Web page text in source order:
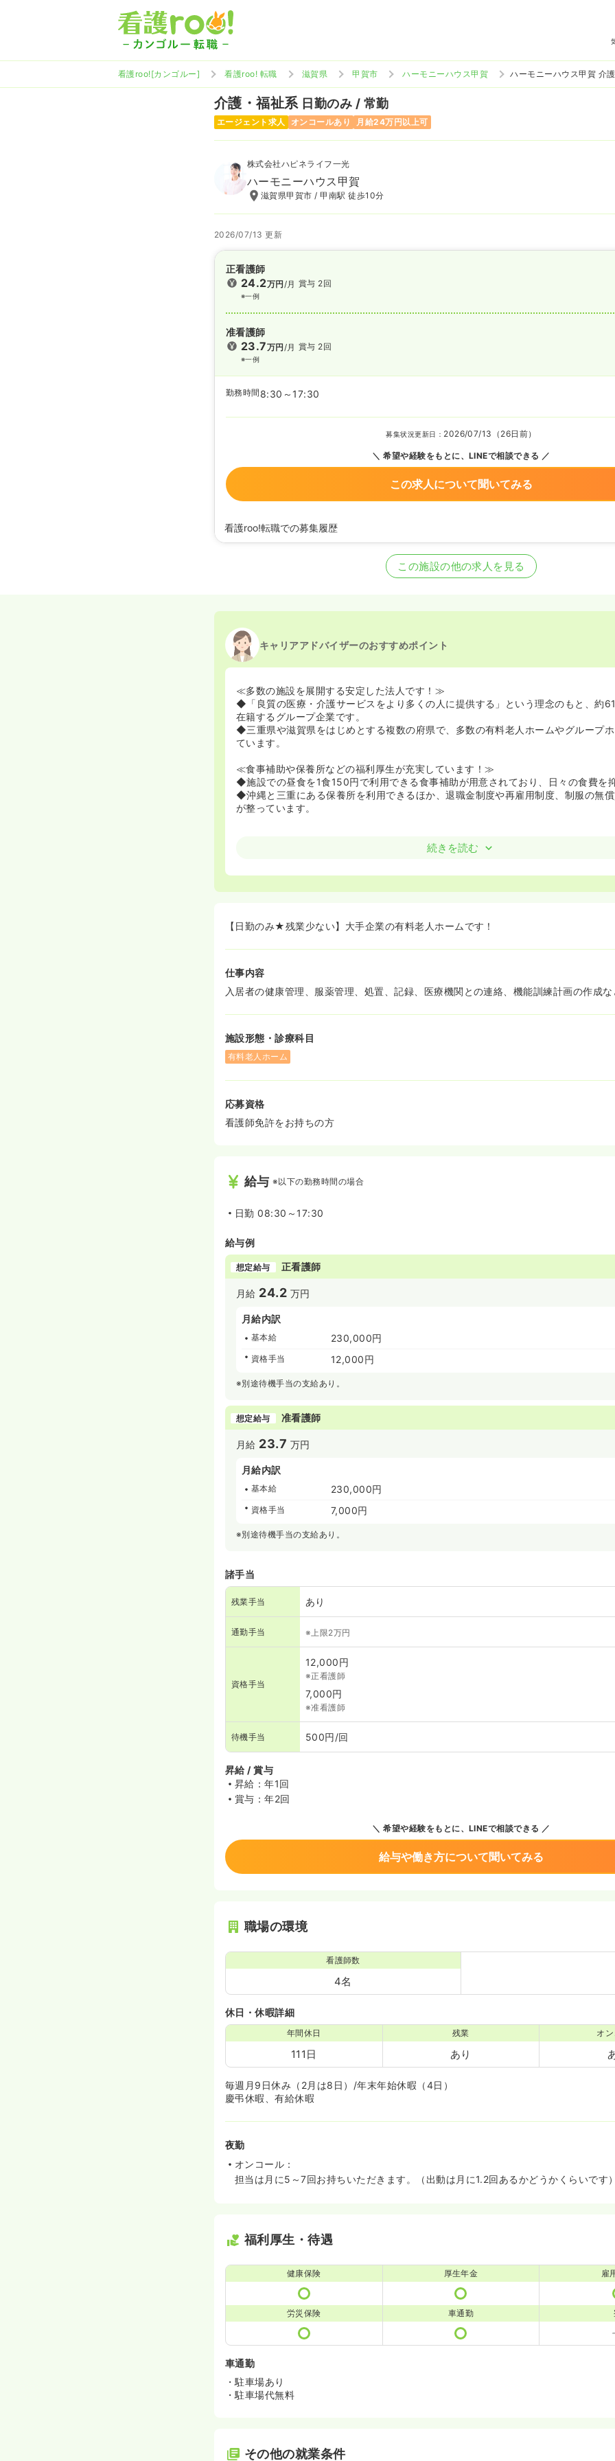
看護roo![カンゴルー] 看護roo! 転職 滋賀県 甲賀市 ハーモニーハウス甲賀 ハーモニーハウス甲賀 介
介護・福祉系 日勤のみ / 常勤
エージェント求人 オンコールあり 月給24万円以上可
株式会社ハピネライフ一光
ハーモニーハウス甲賀
滋賀県甲賀市 / 甲南駅 徒歩10分
2026/07/13 更新
正看護師
24.2万円/月
※一例
賞与 2回
准看護師
23.7万円/月
※一例
賞与 2回
勤務時間 8:30～17:30
募集状況更新日： 2026/07/13（26日前）
希望や経験をもとに、LINEで相談できる
この求人について聞いてみる
看護roo!転職での募集履歴
この施設の他の求人を見る
キャリアアドバイザーのおすすめポイント
≪多数の施設を展開する安定した法人です！≫
◆「良質の医療・介護サービスをより多くの人に提供する」という理念のもと、約
在籍するグループ企業です。
◆三重県や滋賀県をはじめとする複数の府県で、多数の有料老人ホームやグループ
ています。
≪食事補助や保養所などの福利厚生が充実しています！≫
◆施設での昼食を1食150円で利用できる食事補助が用意されており、日々の食費を
◆沖縄と三重にある保養所を利用できるほか、退職金制度や再雇用制度、制服の無
が整っています。
続きを読む
【日勤のみ★残業少ない】大手企業の有料老人ホームです！
仕事内容
入居者の健康管理、服薬管理、処置、記録、医療機関との連絡、機能訓練計画の作成な
施設形態・診療科目
有料老人ホーム
応募資格
看護師免許をお持ちの方
給与 ※以下の勤務時間の場合
日勤 08:30～17:30
給与例
想定給与 正看護師
月給 24.2 万円
月給内訳
基本給 230,000円
資格手当 12,000円
※別途待機手当の支給あり。
想定給与 准看護師
月給 23.7 万円
月給内訳
基本給 230,000円
資格手当 7,000円
※別途待機手当の支給あり。
諸手当
残業手当 あり
通勤手当 ※上限2万円
資格手当
12,000円
※正看護師
7,000円
※准看護師
待機手当 500円/回
昇給 / 賞与
昇給：年1回
賞与：年2回
希望や経験をもとに、LINEで相談できる
給与や働き方について聞いてみる
職場の環境
看護師数
4名
休日・休暇詳細
年間休日
111日
残業
あり
オ
毎週月9日休み（2月は8日）/年末年始休暇（4日）
慶弔休暇、有給休暇
夜勤
オンコール：
担当は月に5～7回お持ちいただきます。（出動は月に1.2回あるかどうかくらいです
福利厚生・待遇
健康保険 厚生年金 雇
労災保険 車通勤
車通勤
・駐車場あり
・駐車場代無料
その他の就業条件